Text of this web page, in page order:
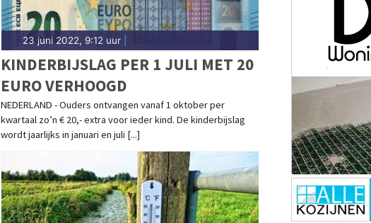
23 juni 2022, 9:12 uur|
KINDERBIJSLAG PER 1 JULI MET 20
EURO VERHOOGD
NEDERLAND - Ouders ontvangen vanaf 1 oktober per
kwartaal zo’n € 20,- extra voor ieder kind. De kinderbijslag
wordt jaarlijks in januari en juli [...]